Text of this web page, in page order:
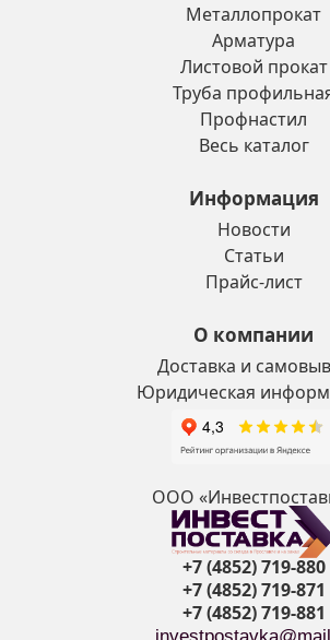
Металлопрокат
Арматура
Листовой прокат
Труба
Профнастил
Весь каталог
Информация
Новости
Статьи
Прайс-лист
О компании
Доставка и
Юридическая
ООО
+7 (4852) 719-880
+7 (4852) 719-871
+7 (4852) 719-881